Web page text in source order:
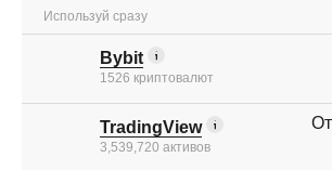
Используй сразу
Bybit
1526 криптовалют
TradingView
3,539,720 активов